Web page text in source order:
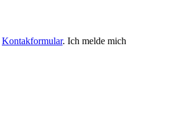
Kontakformular. Ich melde mich